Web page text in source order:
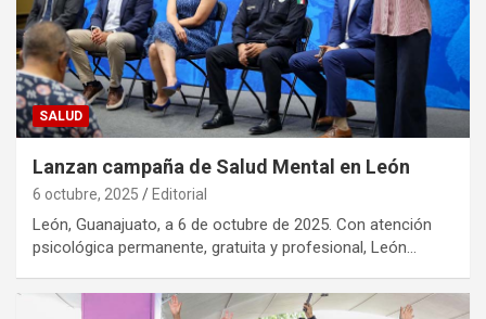
SALUD
Lanzan campaña de Salud Mental en León
6 octubre, 2025 Editorial
León, Guanajuato, a 6 de octubre de 2025. Con atención
psicológica permanente, gratuita y profesional, León…